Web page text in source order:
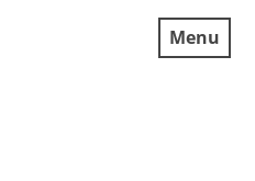
Menu